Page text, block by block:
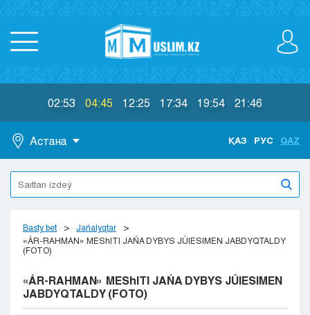
02:53 04:45 12:25 17:34 19:54 21:46
Астана
Astana
Almaty
Aktobe
Atyraý
Jezkazgan
Karaganda
Kokshetaý
Kostanaı
ҚАЗ РУС QAZ
Basty bet
Jańalyqtar
«ÁR-RAHMAN» MEShITI JAŃA DYBYS JÚIESIMEN JABDYQTALDY
(FOTO)
«ÁR-RAHMAN» MEShITI JAŃA DYBYS JÚIESIMEN
JABDYQTALDY (FOTO)